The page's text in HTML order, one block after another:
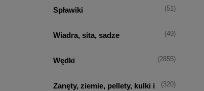
Spławiki (51)
Wiadra, sita, sadze (49)
Wędki (2855)
Zanęty, ziemie, pellety, kulki i
(320)